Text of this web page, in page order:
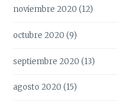
noviembre 2020 (12)
octubre 2020 (9)
septiembre 2020 (13)
agosto 2020 (15)